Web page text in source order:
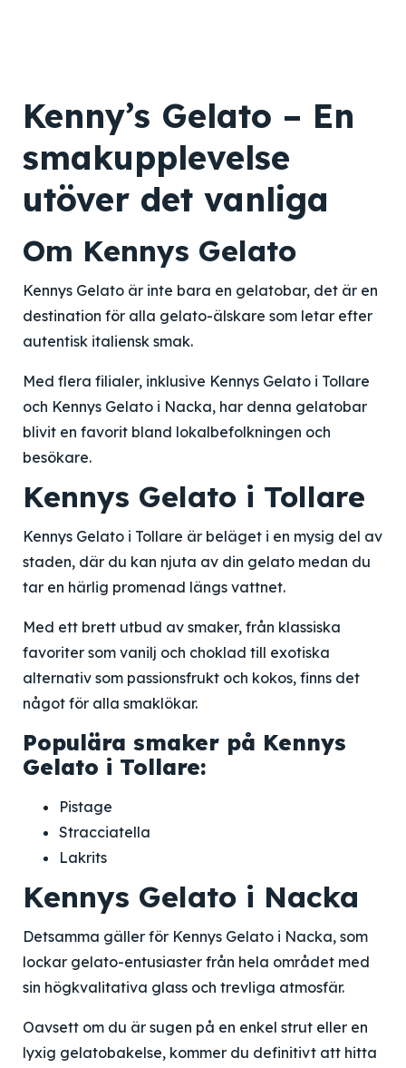
Kenny’s Gelato – En
smakupplevelse
utöver det vanliga
Om Kennys Gelato
Kennys Gelato är inte bara en gelatobar, det är en
destination för alla gelato-älskare som letar efter
autentisk italiensk smak.
Med flera filialer, inklusive Kennys Gelato i Tollare
och Kennys Gelato i Nacka, har denna gelatobar
blivit en favorit bland lokalbefolkningen och
besökare.
Kennys Gelato i Tollare
Kennys Gelato i Tollare är beläget i en mysig del av
staden, där du kan njuta av din gelato medan du
tar en härlig promenad längs vattnet.
Med ett brett utbud av smaker, från klassiska
favoriter som vanilj och choklad till exotiska
alternativ som passionsfrukt och kokos, finns det
något för alla smaklökar.
Populära smaker på Kennys
Gelato i Tollare:
Pistage
Stracciatella
Lakrits
Kennys Gelato i Nacka
Detsamma gäller för Kennys Gelato i Nacka, som
lockar gelato-entusiaster från hela området med
sin högkvalitativa glass och trevliga atmosfär.
Oavsett om du är sugen på en enkel strut eller en
lyxig gelatobakelse, kommer du definitivt att hitta